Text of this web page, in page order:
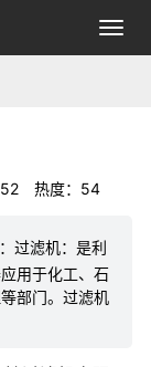
切
换
热度：54
过滤机：是利
用于化工、石
部门。过滤机